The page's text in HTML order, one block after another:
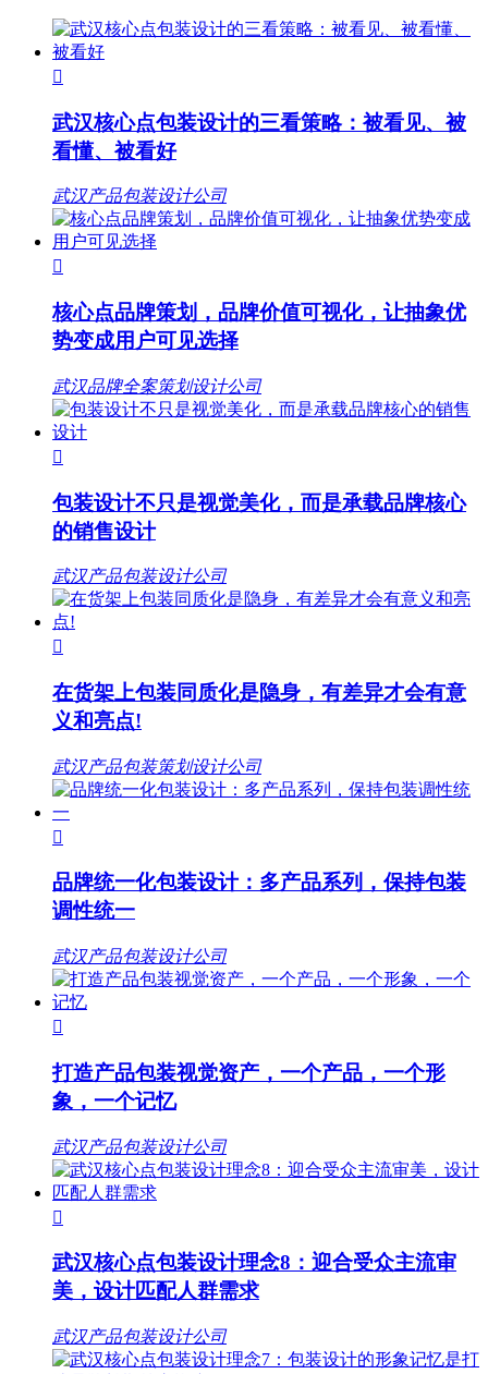

武汉核心点包装设计的三看策略：被看见、被
看懂、被看好
武汉产品包装设计公司

核心点品牌策划，品牌价值可视化，让抽象优
势变成用户可见选择
武汉品牌全案策划设计公司

包装设计不只是视觉美化，而是承载品牌核心
的销售设计
武汉产品包装设计公司

在货架上包装同质化是隐身，有差异才会有意
义和亮点!
武汉产品包装策划设计公司

品牌统一化包装设计：多产品系列，保持包装
调性统一
武汉产品包装设计公司

打造产品包装视觉资产，一个产品，一个形
象，一个记忆
武汉产品包装设计公司

武汉核心点包装设计理念8：迎合受众主流审
美，设计匹配人群需求
武汉产品包装设计公司